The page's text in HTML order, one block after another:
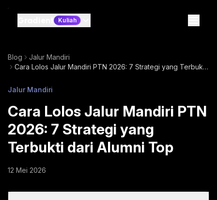
Kuliah
Blog
Jalur Mandiri
Cara Lolos Jalur Mandiri PTN 2026: 7 Strategi yang Terbukti
Jalur Mandiri
Cara Lolos Jalur Mandiri PTN
2026: 7 Strategi yang
Terbukti dari Alumni Top
12 Mei 2026